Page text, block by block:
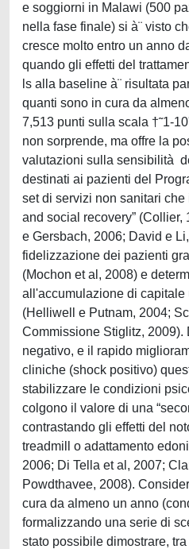
e soggiorni in Malawi (500
nella fase finale) si à¨ visto
cresce molto entro un anno
quando gli effetti del
ls alla baseline à¨ risultata
quanti sono in cura da
7,513 punti sulla scala †˜1-
non sorprende, ma offre la
valutazioni sulla sensibilità
destinati ai pazienti del
set di servizi non sanitari che
and social recovery”
e Gersbach, 2006; David e
fidelizzazione dei pazienti
(Mochon et al, 2008) e
all'accumulazione di capitale
(Helliwell e Putnam, 2004;
Commissione Stiglitz,
negativo, e il rapido
cliniche (shock positivo)
stabilizzare le condizioni
colgono il valore di una
contrastando gli effetti del
treadmill o adattamento
2006; Di Tella et al, 2007;
Powdthavee, 2008).
cura da almeno un anno
formalizzando una serie di
stato possibile dimostrare,